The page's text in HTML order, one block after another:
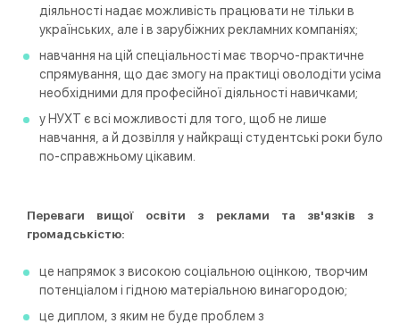
діяльності надає можливість працювати не тільки в
українських, але і в зарубіжних рекламних компаніях;
навчання на цій спеціальності має творчо-практичне
спрямування, що дає змогу на практиці оволодіти усіма
необхідними для професійної діяльності навичками;
у НУХТ є всі можливості для того, щоб не лише
навчання, а й дозвілля у найкращі студентські роки було
по-справжньому цікавим.
Переваги вищої освіти з реклами та зв'язків з
громадськістю:
це напрямок з високою соціальною оцінкою, творчим
потенціалом і гідною матеріальною винагородою;
це диплом, з яким не буде проблем з